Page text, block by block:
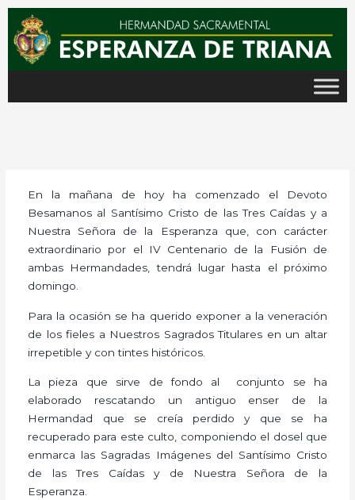
contenido
En la mañana de hoy ha comenzado el Devoto
Besamanos al Santísimo Cristo de las Tres Caídas y a
Nuestra Señora de la Esperanza que, con carácter
extraordinario por el IV Centenario de la Fusión de
ambas Hermandades, tendrá lugar hasta el próximo
domingo.
Para la ocasión se ha querido exponer a la veneración
de los fieles a Nuestros Sagrados Titulares en un altar
irrepetible y con tintes históricos.
La pieza que sirve de fondo al conjunto se ha
elaborado rescatando un antiguo enser de la
Hermandad que se creía perdido y que se ha
recuperado para este culto, componiendo el dosel que
enmarca las Sagradas Imágenes del Santísimo Cristo
de las Tres Caídas y de Nuestra Señora de la
Esperanza.